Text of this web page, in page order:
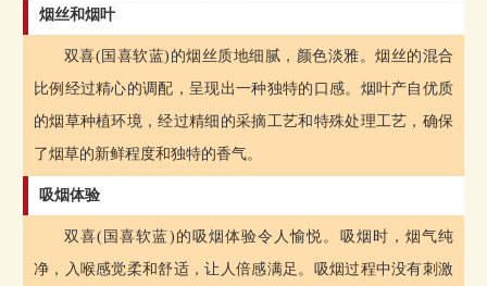
烟丝和烟叶
双喜(国喜软蓝)的烟丝质地细腻，颜色淡雅。烟丝的混合
比例经过精心的调配，呈现出一种独特的口感。烟叶产自优质
的烟草种植环境，经过精细的采摘工艺和特殊处理工艺，确保
了烟草的新鲜程度和独特的香气。
吸烟体验
双喜(国喜软蓝)的吸烟体验令人愉悦。吸烟时，烟气纯
净，入喉感觉柔和舒适，让人倍感满足。吸烟过程中没有刺激